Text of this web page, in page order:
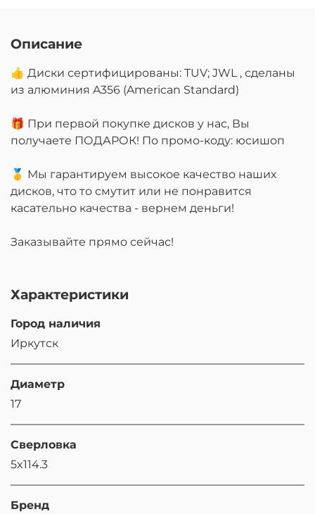
Описание
👍 Диски сертифицированы: TUV; JWL , сделаны
из алюминия A356 (American Standard)
🎁 При первой покупке дисков у нас, Вы
получаете ПОДАРОК! По промо-коду: юсишоп
🥇 Мы гарантируем высокое качество наших
дисков, что то смутит или не понравится
касательно качества - вернем деньги!
Заказывайте прямо сейчас!
Характеристики
Город наличия
Иркутск
Диаметр
17
Сверловка
5x114.3
Бренд